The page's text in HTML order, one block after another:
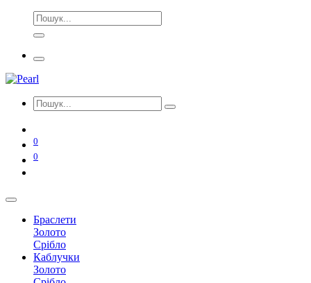
0
0
Браслети
Золото
Срібло
Каблучки
Золото